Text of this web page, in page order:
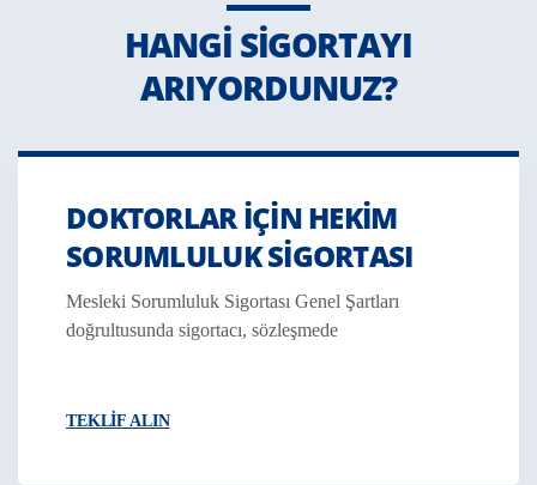
HANGI SIGORTAYI
ARIYORDUNUZ?
DOKTORLAR IÇIN HEKIM
SORUMLULUK SIGORTASI
Mesleki Sorumluluk Sigortası Genel Şartları
doğrultusunda sigortacı, sözleşmede
TEKLIF ALIN